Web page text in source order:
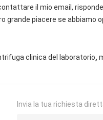
il mio email,
grande piacere se abbiamo
clinica del laboratorio,
Invia la tua richiesta